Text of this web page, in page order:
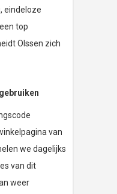
eindeloze
top
Olssen zich
van
we dagelijks
van dit
weer